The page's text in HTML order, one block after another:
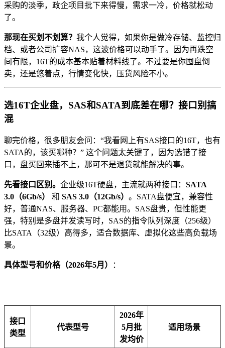
采购的淡季，政企项目批下来得慢，需求一冷，价格就松动
了。
那现在买划不划算？ 我个人觉得，如果你是做冷存储、监控归
档、或者公司扩容NAS，这波价格可以动手了。因为再跌空
间有限，16T的成本基本贴着材料线了。不过要是你囤盘倒
卖，还是悠着点，行情变化快，压货风险不小。
选16T企业盘，SAS和SATA到底差在哪？接口别搞
混
聊完价格，很多朋友会问：“我看网上有SAS接口的16T，也有
SATA的，该买哪种？” 这个问题太关键了，因为选错了接
口，盘买回来插不上，那可不是退货就能解决的事。
先看接口区别。 企业级16T硬盘，主流就两种接口： SATA
3.0（6Gb/s）
和 SAS 3.0（12Gb/s） 。SATA盘便宜，兼容性
好，普通NAS、服务器、PC都能用。SAS盘贵，但性能更
强，特别是多盘并发读写时，SAS的指令队列深度（256级）
比SATA（32级）高得多，适合数据库、虚拟化这些高负载场
景。
具体型号和价格（2026年5月） ：
接口
类型
代表型号
2026年
5月批
发均价
适用场景